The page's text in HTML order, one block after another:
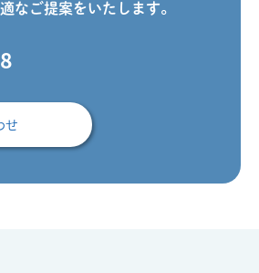
なご提案をいたします。
せ